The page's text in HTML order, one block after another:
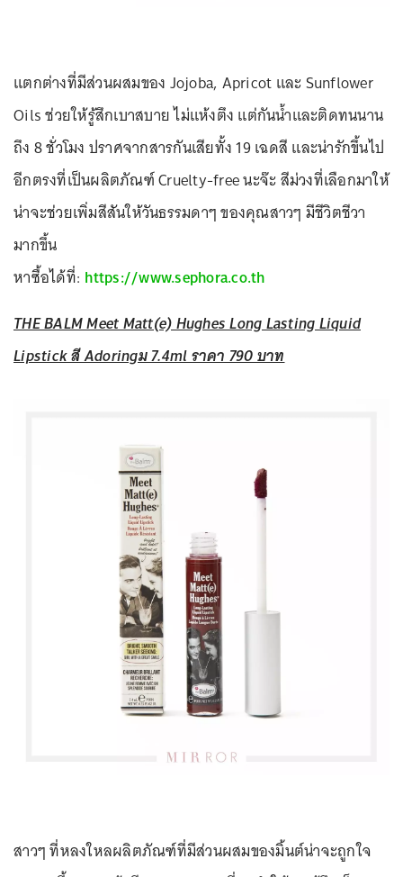
แตกต่างที่มีส่วนผสมของ Jojoba, Apricot และ Sunflower
Oils ช่วยให้รู้สึกเบาสบาย ไม่แห้งตึง แต่กันน้ำและติดทนนาน
ถึง 8 ชั่วโมง ปราศจากสารกันเสียทั้ง 19 เฉดสี และน่ารักขึ้นไป
อีกตรงที่เป็นผลิตภัณฑ์ Cruelty-free นะจ๊ะ สีม่วงที่เลือกมาให้
น่าจะช่วยเพิ่มสีสันให้วันธรรมดาๆ ของคุณสาวๆ มีชีวิตชีวา
มากขึ้น
หาซื้อได้ที่: https://www.sephora.co.th
THE BALM Meet Matt(e) Hughes Long Lasting Liquid
Lipstick สี Adoringม 7.4ml ราคา 790 บาท
สาวๆ ที่หลงใหลผลิตภัณฑ์ที่มีส่วนผสมของมิ้นต์น่าจะถูกใจ